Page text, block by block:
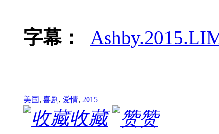
字幕：
美国, 喜剧 , 爱情, 2015
收藏 赞